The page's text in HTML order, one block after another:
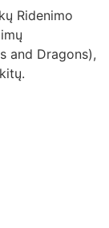
Ridenimo
and Dragons),